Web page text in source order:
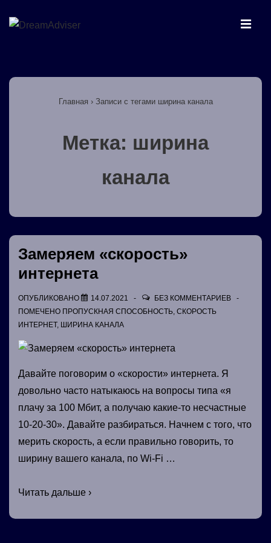
Перейти
содержимому
навигация
Главная › Записи с тегами ширина канала
Метка: ширина
канала
Замеряем «скорость»
интернета
ОПУБЛИКОВАНО 14.07.2021
БЕЗ КОММЕНТАРИЕВ
ПОМЕЧЕНО ПРОПУСКНАЯ СПОСОБНОСТЬ, СКОРОСТЬ
ИНТЕРНЕТ, ШИРИНА КАНАЛА
Давайте поговорим о «скорости» интернета. Я
довольно часто натыкаюсь на вопросы типа «я
плачу за 100 Мбит, а получаю какие-то несчастные
10-20-30». Давайте разбираться. Начнем с того, что
мерить скорость, а если правильно говорить, то
ширину вашего канала, по Wi-Fi …
Замеряем
Читать дальше ›